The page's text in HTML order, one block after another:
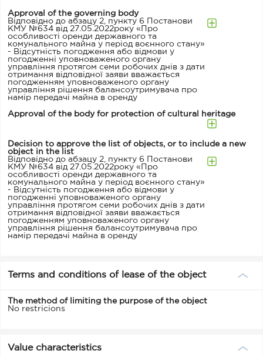
Approval of the governing body
Відповідно до абзацу 2, пункту 6 Постанови
КМУ №634 від 27.05.2022року «Про
особливості оренди державного та
комунального майна у період воєнного стану»
- Відсутність погодження або відмови у
погодженні уповноваженого органу
управління протягом семи робочих днів з дати
отримання відповідної заяви вважається
погодженням уповноваженого органу
управління рішення балансоутримувача про
намір передачі майна в оренду
Approval of the body for protection of cultural heritage
Decision to approve the list of objects, or to include a new
object in the list
Відповідно до абзацу 2, пункту 6 Постанови
КМУ №634 від 27.05.2022року «Про
особливості оренди державного та
комунального майна у період воєнного стану»
- Відсутність погодження або відмови у
погодженні уповноваженого органу
управління протягом семи робочих днів з дати
отримання відповідної заяви вважається
погодженням уповноваженого органу
управління рішення балансоутримувача про
намір передачі майна в оренду
Terms and conditions of lease of the object
The method of limiting the purpose of the object
No restricions
Value characteristics